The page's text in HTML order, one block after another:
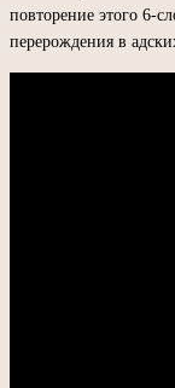
повторение этого 6-
перерождения в